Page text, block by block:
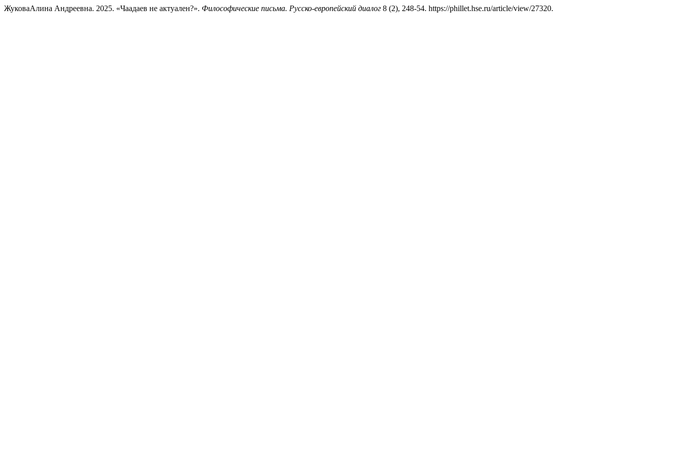
ЖуковаАлина Андреевна. 2025. «Чаадаев не актуален?». Философические письма. Русско-европейский диалог 8 (2), 248-54. https://phillet.hse.ru/article/view/27320.